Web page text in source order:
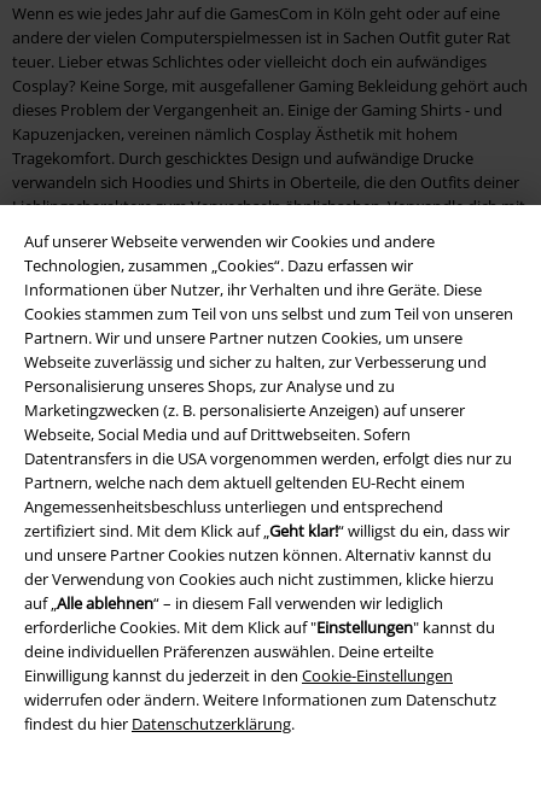
Auf unserer Webseite verwenden wir Cookies und andere
Technologien, zusammen „Cookies“. Dazu erfassen wir
Informationen über Nutzer, ihr Verhalten und ihre Geräte. Diese
Cookies stammen zum Teil von uns selbst und zum Teil von unseren
Partnern. Wir und unsere Partner nutzen Cookies, um unsere
Webseite zuverlässig und sicher zu halten, zur Verbesserung und
Personalisierung unseres Shops, zur Analyse und zu
Marketingzwecken (z. B. personalisierte Anzeigen) auf unserer
Webseite, Social Media und auf Drittwebseiten. Sofern
Datentransfers in die USA vorgenommen werden, erfolgt dies nur zu
Partnern, welche nach dem aktuell geltenden EU-Recht einem
Angemessenheitsbeschluss unterliegen und entsprechend
zertifiziert sind. Mit dem Klick auf „Geht klar!“ willigst du ein, dass wir
und unsere Partner Cookies nutzen können. Alternativ kannst du
der Verwendung von Cookies auch nicht zustimmen, klicke hierzu
auf „Alle ablehnen“ – in diesem Fall verwenden wir lediglich
erforderliche Cookies. Mit dem Klick auf "Einstellungen" kannst du
deine individuellen Präferenzen auswählen. Deine erteilte
Einwilligung kannst du jederzeit in den Cookie-Einstellungen
widerrufen oder ändern. Weitere Informationen zum Datenschutz
findest du hier Datenschutzerklärung.
Wenn es wie jedes Jahr auf die GamesCom in Köln geht oder auf eine
andere der vielen Computerspielmessen ist in Sachen Outfit guter Rat
teuer. Lieber etwas Schlichtes oder vielleicht doch ein aufwändiges
Cosplay? Keine Sorge, mit ausgefallener Gaming Bekleidung gehört auch
dieses Problem der Vergangenheit an. Einige der Gaming Shirts - und
Kapuzenjacken, vereinen nämlich Cosplay Ästhetik mit hohem
Tragekomfort. Durch geschicktes Design und aufwändige Drucke
verwandeln sich Hoodies und Shirts in Oberteile, die den Outfits deiner
Lieblingscharaktere zum Verwechseln ähnlichsehen. Verwandle dich mit
der Gaming Bekleidung von EMP für deine nächste Convention in einen
gefährlichen Assassinen oder einen Pokemon-Trainer – deiner Fantasie
sind keine Grenzen gesetzt.
Gaming Fun Shirts – es wird lustig
Mittlerweile haben sich in der Gaming Community viele witzige
Stereotypen etabliert, zum Beispiel dass Zocker nie das Tageslicht
sehen, weil sie ihre gesamte Zeit vor dem Computer verbringen oder
dass Spielefans die Gesellschaft ihres Rechners der von Menschen
vorziehen. Selbstverständlich entsprechen diese Klischees nicht der
Wahrheit und sind mit einem Augenzwinkern zu verstehen. Einige
lustige Sprüche und Gamer Witze sind inzwischen auch auf Fun-Shirts zu
finden, mit denen du allen zeigst, dass du dich selbst nicht zu ernst
nimmst und auch mal über das ein oder andere Gaming Klischees
lachen kannst. Mit den amüsanten Sprüchen sorgst du garantiert auch
für Stimmung bei der nächsten Convention oder LAN-Party.
Egal ob du angehender Pokemon-Trainer, mutiger Soldat im Zweiten
Weltkrieg oder furchtloser Drachentöter bist – schnapp dir deine
Gaming Bekleidung und stürze dich in dein Abenteuer!